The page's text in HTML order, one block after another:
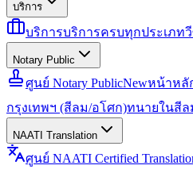
บริการ
บริการบริการครบทุกประเภท
Notary Public
ศูนย์ Notary PublicNewหน้าหลั
กรุงเทพฯ (สีลม/อโศก)ทนายในสี
NAATI Translation
ศูนย์ NAATI Certified